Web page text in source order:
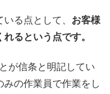
る点として、 お客様
るという点です。
が信条と明記してい
みの作業員で作業をし